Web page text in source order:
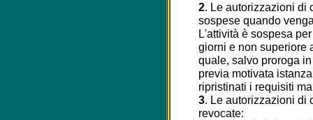
2. Le autorizzazioni di
sospese quando
L'attività è sospesa
giorni e non superiore
quale, salvo proroga
previa motivata
ripristinati i requisiti
3. Le autorizzazioni di
revocate: